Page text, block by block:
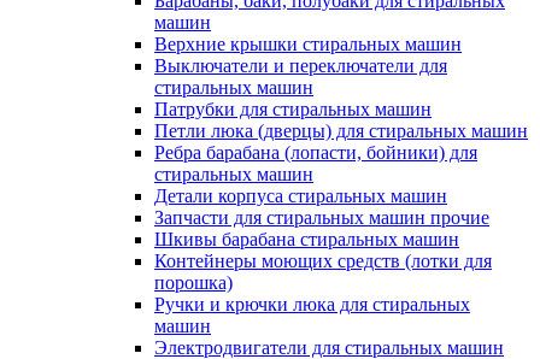
машин
Верхние крышки стиральных машин
Выключатели и переключатели для
стиральных машин
Патрубки для стиральных машин
Петли люка (дверцы) для стиральных машин
Ребра барабана (лопасти, бойники) для
стиральных машин
Детали корпуса стиральных машин
Запчасти для стиральных машин прочие
Шкивы барабана стиральных машин
Контейнеры моющих средств (лотки для
порошка)
Ручки и крючки люка для стиральных
машин
Электродвигатели для стиральных машин